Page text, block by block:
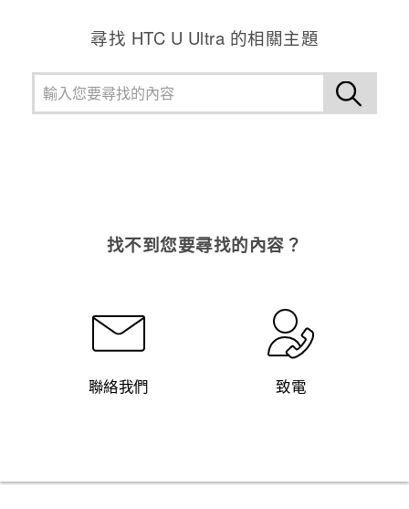
尋找 HTC U Ultra 的相關主題
找不到您要尋找的內容？
聯絡我們 致電